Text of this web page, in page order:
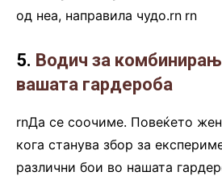
од неа, направила чудо.rn rn
5. Водич за
вашата гардероба
rnДа се соочиме. Повеќето
кога станува збор за
различни бои во нашата